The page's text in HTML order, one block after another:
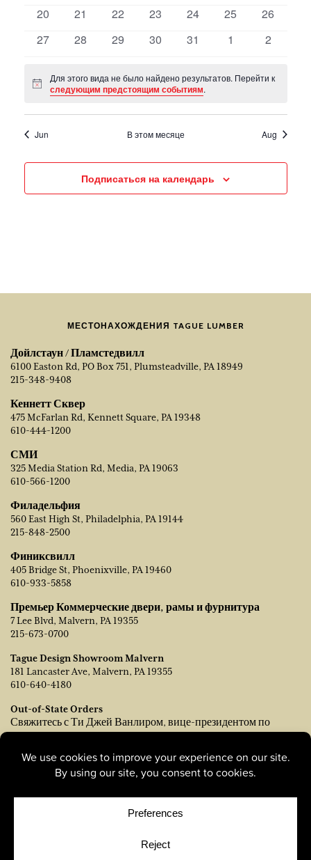
0
20
0
21
0
22
0
23
0
24
0
25
0
26
0
27
0
28
0
29
0
30
0
31
0
1
0
2
Notice
Для этого вида не было найдено результатов. Перейти к
следующим предстоящим событиям.
Jun В этом месяце Aug
Подписаться на календарь
МЕСТОНАХОЖДЕНИЯ TAGUE LUMBER
Дойлстаун / Пламстедвилл
6100 Easton Rd, PO Box 751, Plumsteadville, PA 18949
215-348-9408
Кеннетт Сквер
475 McFarlan Rd, Kennett Square, PA 19348
610-444-1200
СМИ
325 Media Station Rd, Media, PA 19063
610-566-1200
Филадельфия
560 East High St, Philadelphia, PA 19144
215-848-2500
Финиксвилл
405 Bridge St, Phoenixville, PA 19460
610-933-5858
Премьер Коммерческие двери, рамы и фурнитура
7 Lee Blvd, Malvern, PA 19355
215-673-0700
Tague Design Showroom Malvern
181 Lancaster Ave, Malvern, PA 19355
610-640-4180
Out-of-State Orders
Свяжитесь с Ти Джей Ванлиром, вице-президентом по
продажам:
215-778-6463
© Copyright 2026, Tague Lumber. |
Yellow House Design